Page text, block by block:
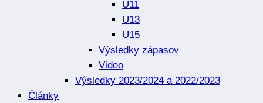
U11
U13
U15
Výsledky zápasov
Video
Výsledky 2023/2024 a 2022/2023
Články